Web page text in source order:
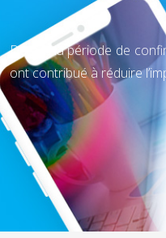
Durant la période de
ont contribué à réduire